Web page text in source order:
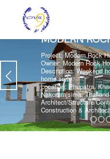
MODERN
Project: Modern Rock
Owner: Modern Rock
Description: Weekend
home sryle
Location: Phupatra,
Nakornrajsima, Thailand
Architect/Structure/
Construction &